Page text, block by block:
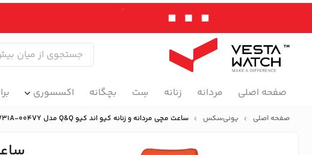
صفحه اصلی مردانه زنانه سِت بچگانه اکسسوری
صفحه اصلی یونی‌سکس ساعت مچی مردانه و زنانه کیو اند کیو Q&Q مدل V31A-004VY